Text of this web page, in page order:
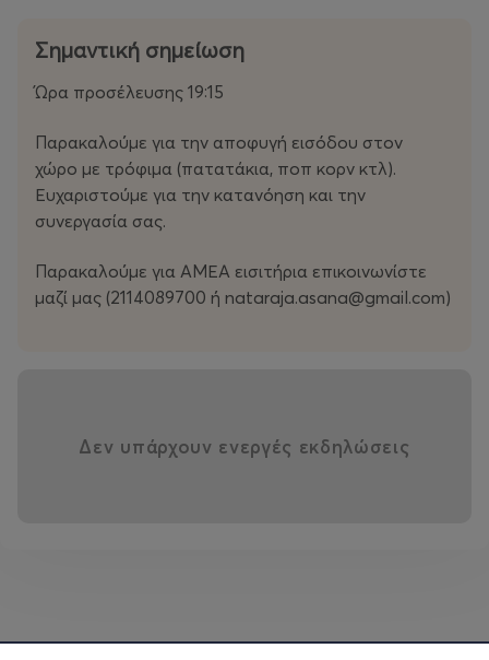
εικόνες που θέλουμε να μείνουν μέσα σας πολύ μετά το
τέλος.
Ν’ αγαπάς.
✨ 26.6
🎟 Κλείσε το εισιτήριο σού!
Σημαντική σημείωση
Ώρα προσέλευσης 19:15
Παρακαλούμε για την αποφυγή εισόδου στον
χώρο με τρόφιμα (πατατάκια, ποπ κορν κτλ).
Ευχαριστούμε για την κατανόηση και την
συνεργασία σας.
Παρακαλούμε για ΑΜΕΑ εισιτήρια επικοινωνίστε
μαζί μας (2114089700 ή nataraja.asana@gmail.com)
Δεν υπάρχουν ενεργές εκδηλώσεις